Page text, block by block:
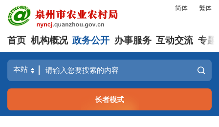
简体 繁体
首页 机构概况 政务公开 办事服务 互动交流 专题
长者模式